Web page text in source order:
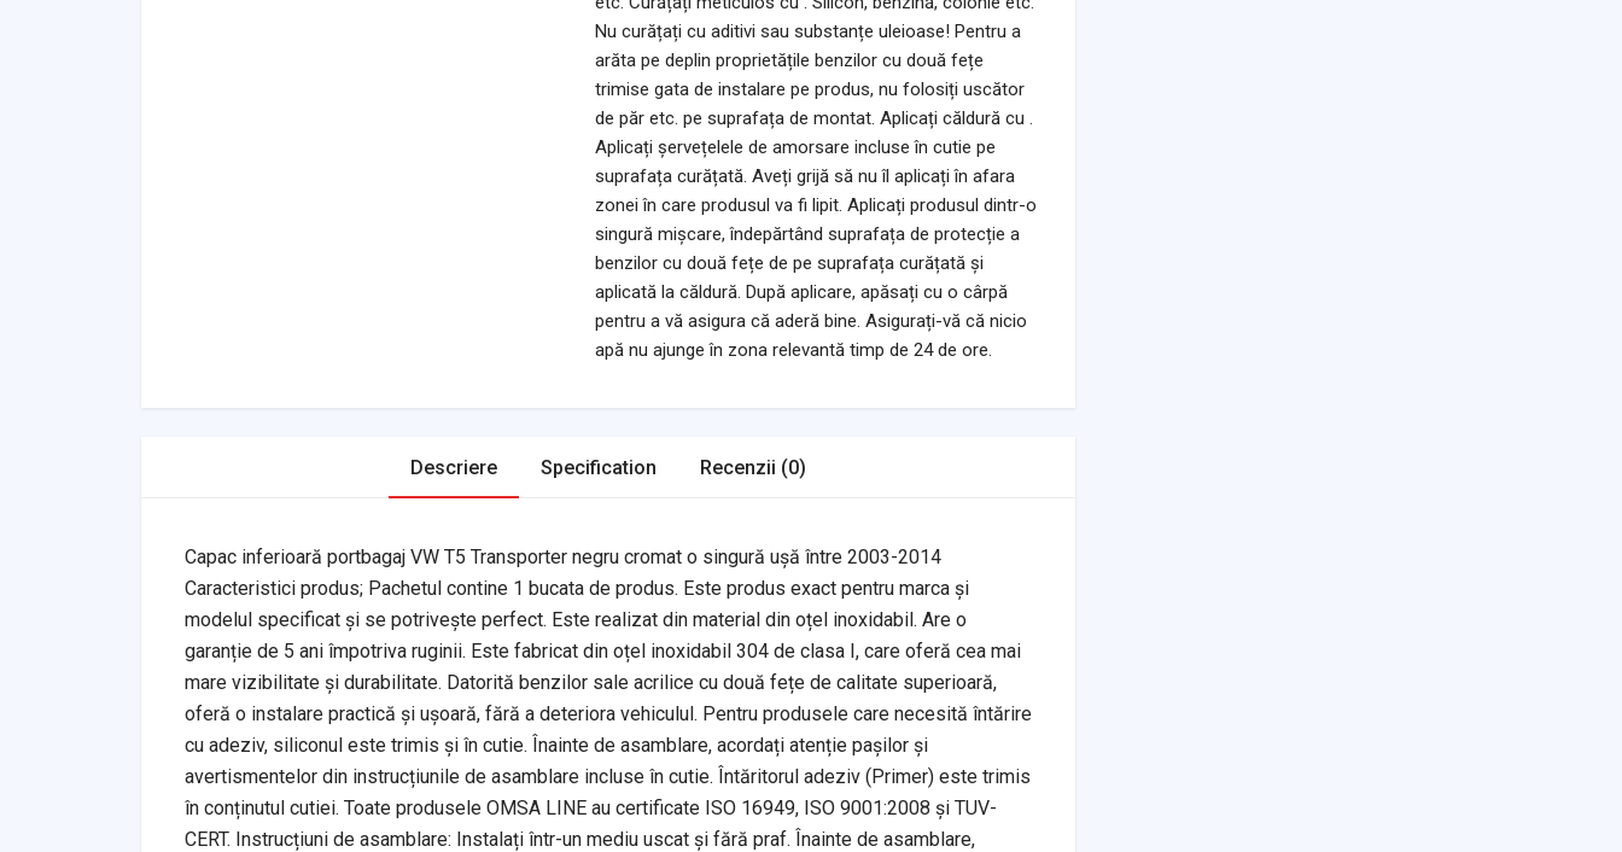
Nu curățați cu aditivi sau substanțe uleioase! Pentru a
arăta pe deplin proprietățile benzilor cu două fețe
trimise gata de instalare pe produs, nu folosiți uscător
de păr etc. pe suprafața de montat. Aplicați căldură cu .
Aplicați șervețelele de amorsare incluse în cutie pe
suprafața curățată. Aveți grijă să nu îl aplicați în afara
zonei în care produsul va fi lipit. Aplicați produsul dintr-o
singură mișcare, îndepărtând suprafața de protecție a
benzilor cu două fețe de pe suprafața curățată și
aplicată la căldură. După aplicare, apăsați cu o cârpă
pentru a vă asigura că aderă bine. Asigurați-vă că nicio
apă nu ajunge în zona relevantă timp de 24 de ore.
Descriere Specification Recenzii (0)
Capac inferioară portbagaj VW T5 Transporter negru cromat o singură uşă între 2003-2014
Caracteristici produs; Pachetul contine 1 bucata de produs. Este produs exact pentru marca și
modelul specificat și se potrivește perfect. Este realizat din material din oțel inoxidabil. Are o
garanție de 5 ani împotriva ruginii. Este fabricat din oțel inoxidabil 304 de clasa I, care oferă cea mai
mare vizibilitate și durabilitate. Datorită benzilor sale acrilice cu două fețe de calitate superioară,
oferă o instalare practică și ușoară, fără a deteriora vehiculul. Pentru produsele care necesită întărire
cu adeziv, siliconul este trimis și în cutie. Înainte de asamblare, acordați atenție pașilor și
avertismentelor din instrucțiunile de asamblare incluse în cutie. Întăritorul adeziv (Primer) este trimis
în conținutul cutiei. Toate produsele OMSA LINE au certificate ISO 16949, ISO 9001:2008 și TUV-
CERT. Instrucțiuni de asamblare: Instalați într-un mediu uscat și fără praf. Înainte de asamblare,